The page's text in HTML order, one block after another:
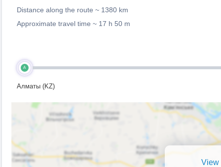
Distance along the route ~ 1380 km
Approximate travel time ~ 17 h 50 m
A
Алматы (KZ)
View